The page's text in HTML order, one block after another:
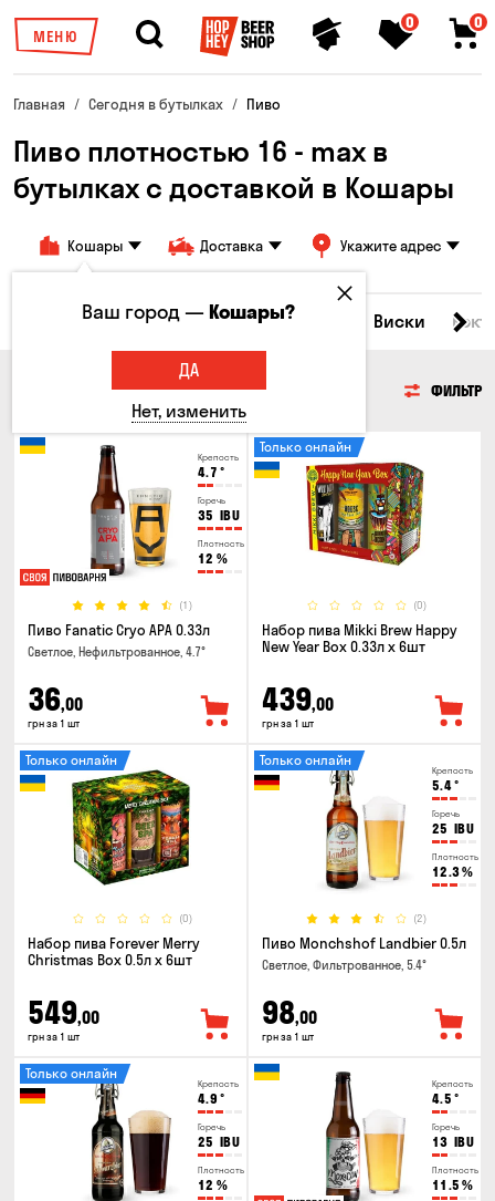
МЕНЮ
0 0
Главная Сегодня в бутылках Пиво
Пиво плотностью 16 - max в
бутылках с доставкой в ​​Кошары
Кошары Доставка Укажите адрес
Все товары Пиво Сидр Виски
ФИЛЬТР
Крепость
4.7 °
Горечь
35 IBU
Плотность
12 %
(1)
Пиво Fanatic Cryo APA 0.33л
Светлое, Нефильтрованное, 4.7°
36,00
грн за 1 шт
(0)
Только онлайн
Набор пива Mikki Brew Happy
New Year Box 0.33л x 6шт
439,00
грн за 1 шт
(0)
Только онлайн
Набор пива Forever Merry
Christmas Box 0.5л x 6шт
549,00
грн за 1 шт
Крепость
5.4°
Горечь
25 IBU
Плотность
12.3%
(2)
Только онлайн
Пиво Monchshof Landbier 0.5л
Светлое, Фильтрованное, 5.4°
98,00
грн за 1 шт
Крепость
4.9 °
Горечь
25 IBU
Плотность
12 %
Только онлайн
Крепость
4.5 °
Горечь
13 IBU
Плотность
11.5 %
Ваш город —Кошары?
ДА
Нет, изменить